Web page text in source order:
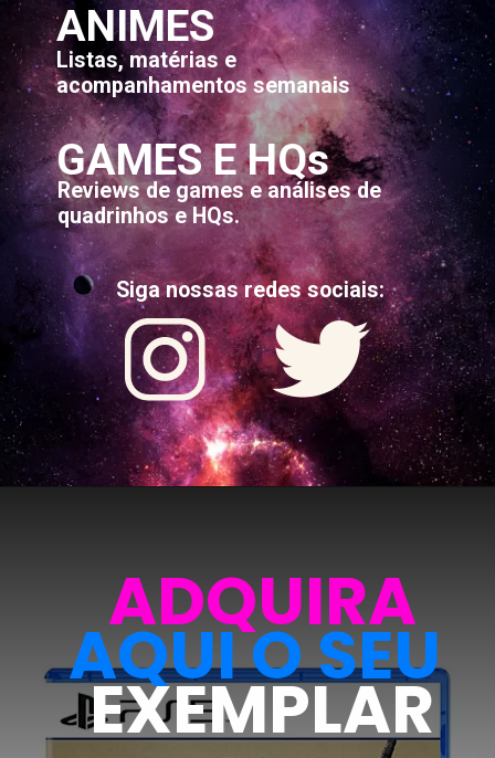
ANIMES
Listas, matérias e
acompanhamentos semanais
GAMES E HQs
Reviews de games e análises de
quadrinhos e HQs.
Siga nossas redes sociais:
ADQUIRA
AQUI O SEU
EXEMPLAR